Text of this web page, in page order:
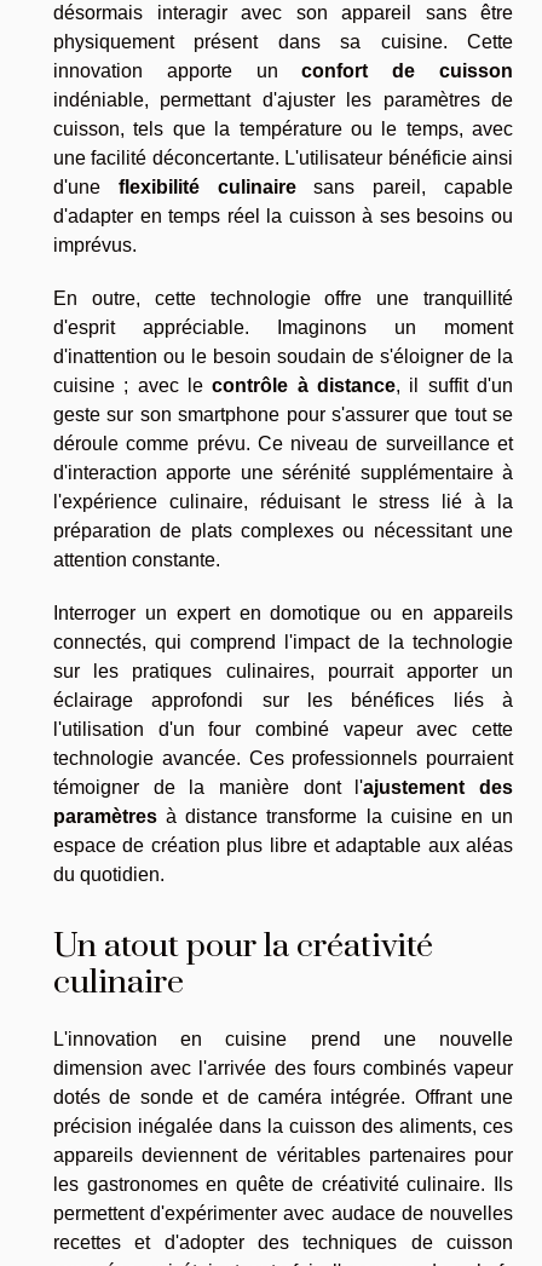
désormais interagir avec son appareil sans être
physiquement présent dans sa cuisine. Cette
innovation apporte unconfort de cuisson
indéniable, permettant d'ajuster les paramètres de
cuisson, tels que la température ou le temps, avec
une facilité déconcertante. L'utilisateur bénéficie ainsi
d'une flexibilité culinairesans pareil, capable
d'adapter en temps réel la cuisson à ses besoins ou
imprévus.
En outre, cette technologie offre une tranquillité
d'esprit appréciable. Imaginons un moment
d'inattention ou le besoin soudain de s'éloigner de la
cuisine ; avec lecontrôle à distance, il suffit d'un
geste sur son smartphone pour s'assurer que tout se
déroule comme prévu. Ce niveau de surveillance et
d'interaction apporte une sérénité supplémentaire à
l'expérience culinaire, réduisant le stress lié à la
préparation de plats complexes ou nécessitant une
attention constante.
Interroger un expert en domotique ou en appareils
connectés, qui comprend l'impact de la technologie
sur les pratiques culinaires, pourrait apporter un
éclairage approfondi sur les bénéfices liés à
l'utilisation d'un four combiné vapeur avec cette
technologie avancée. Ces professionnels pourraient
témoigner de la manière dont l'ajustement des
paramètres à distance transforme la cuisine en un
espace de création plus libre et adaptable aux aléas
du quotidien.
Un atout pour la créativité
culinaire
L'innovation en cuisine prend une nouvelle
dimension avec l'arrivée des fours combinés vapeur
dotés de sonde et de caméra intégrée. Offrant une
précision inégalée dans la cuisson des aliments, ces
appareils deviennent de véritables partenaires pour
les gastronomes en quête de créativité culinaire. Ils
permettent d'expérimenter avec audace de nouvelles
recettes et d'adopter des techniques de cuisson